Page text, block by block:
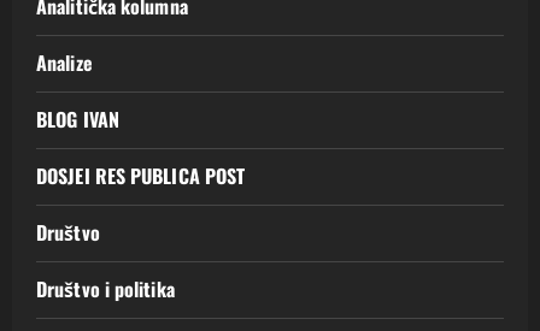
Analitička kolumna
Analize
BLOG IVAN
DOSJEI RES PUBLICA POST
Društvo
Društvo i politika